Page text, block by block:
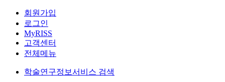
회원가입
로그인
MyRISS
고객센터
전체메뉴
학술연구정보서비스 검색